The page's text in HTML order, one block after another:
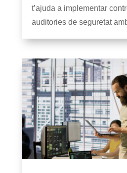
t’ajuda a implementar
auditories de seguretat